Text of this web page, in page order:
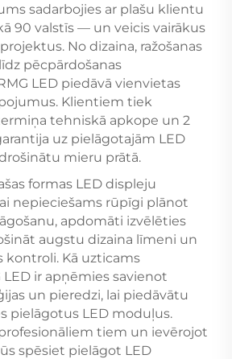
sadarbojies ar plašu klientu
90 valstīs — un veicis vairākus
No dizaina, ražošanas
pēcpārdošanas
LED piedāvā vienvietas
Klientiem tiek
tehniskā apkope un 2
uz pielāgotajām LED
mieru prātā.
formas LED displeju
nepieciešams rūpīgi plānot
apdomāti izvēlēties
augstu dizaina līmeni un
Kā uzticams
LED ir apņēmies savienot
un pieredzi, lai piedāvātu
pielāgotus LED moduļus.
tiem un ievērojot
spēsiet pielāgot LED